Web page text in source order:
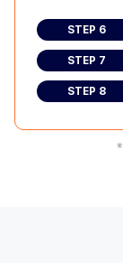
STEP 6
STEP 7
STEP 8